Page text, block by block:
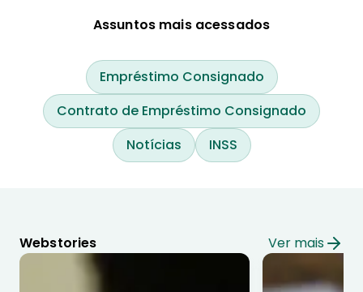
Assuntos mais acessados
Empréstimo Consignado
Contrato de Empréstimo Consignado
Notícias
INSS
Webstories Ver mais